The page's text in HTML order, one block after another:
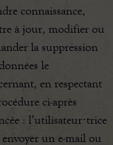
connaissance,
à jour, modifier ou
la suppression
le
en respectant
ci-après
: l’utilisateur·trice
un e-mail ou